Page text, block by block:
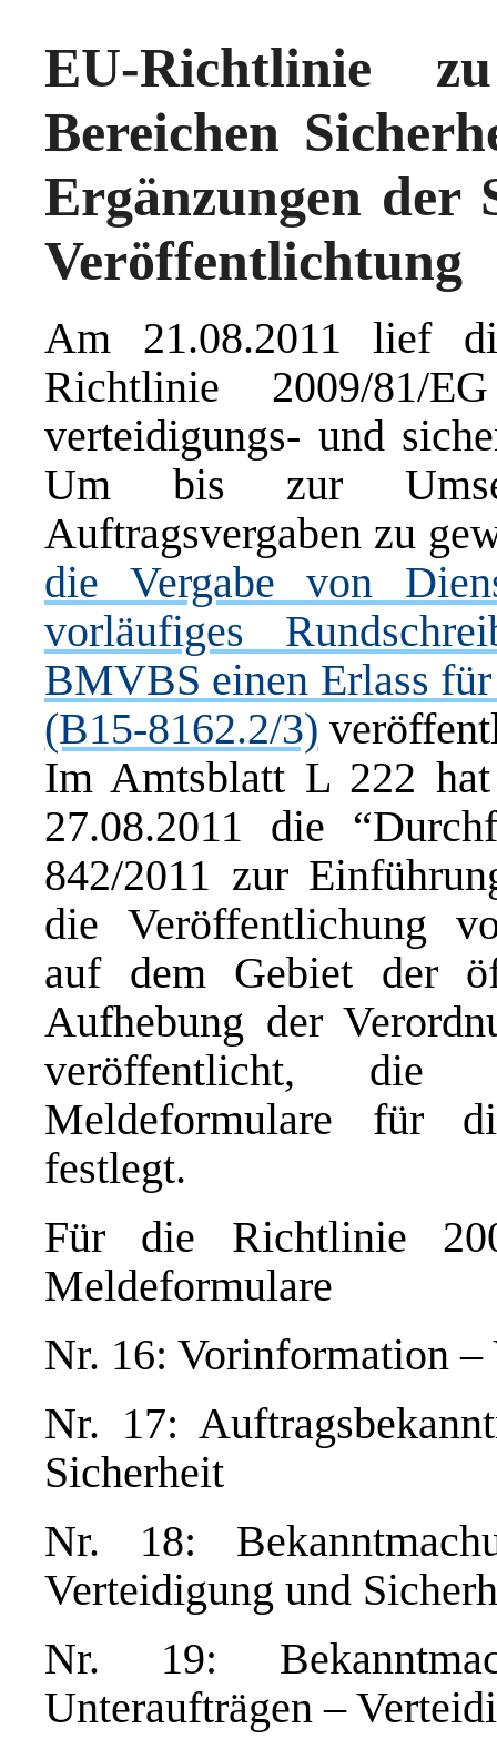
EU-Richtlinie
Bereichen
Ergänzungen der
Veröffentlichtung
Am 21.08.2011 lief
Richtlinie 2009/81/
verteidigungs- und
Um bis zur
Auftragsvergaben zu
die Vergabe von
vorläufiges
BMVBS einen Erlass
(B15-8162.2/3)
Im Amtsblatt L 222
27.08.2011 die
842/2011 zur
die Veröffentlichung
auf dem Gebiet der
Aufhebung der
veröffentlicht, die
Meldeformulare für
festlegt.
Für die Richtlinie
Meldeformulare
Nr. 16: Vorinformation
Nr. 17:
Sicherheit
Nr. 18:
Verteidigung und
Nr. 19:
Unteraufträgen –